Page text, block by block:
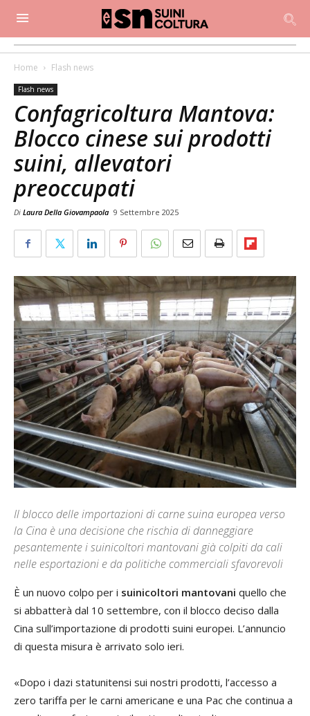
Home Flash news
Flash news
Confagricoltura Mantova:
Blocco cinese sui prodotti
suini, allevatori
preoccupati
Di Laura Della Giovampaola 9 Settembre 2025
Il blocco delle importazioni di carne suina europea verso
la Cina è una decisione che rischia di danneggiare
pesantemente i suinicoltori mantovani già colpiti da cali
nelle esportazioni e da politiche commerciali sfavorevoli
È un nuovo colpo per i suinicoltori mantovani quello che
si abbatterà dal 10 settembre, con il blocco deciso dalla
Cina sull’importazione di prodotti suini europei. L’annuncio
di questa misura è arrivato solo ieri.
«Dopo i dazi statunitensi sui nostri prodotti, l’accesso a
zero tariffa per le carni americane e una Pac che continua a